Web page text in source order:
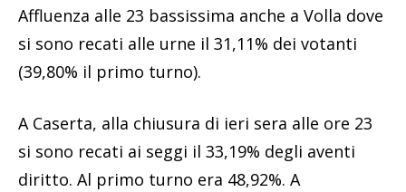
Affluenza alle 23 bassissima anche a Volla dove
si sono recati alle urne il 31,11% dei votanti
(39,80% il primo turno).
A Caserta, alla chiusura di ieri sera alle ore 23
si sono recati ai seggi il 33,19% degli aventi
diritto. Al primo turno era 48,92%. A